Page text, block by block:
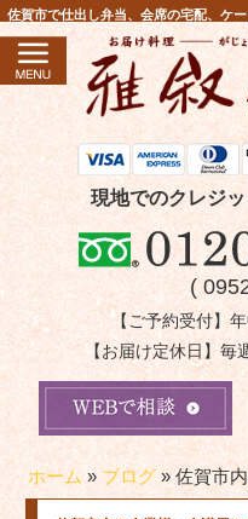
コ
ン
ツ
へ
ス
キ
プ
佐賀市で仕出し弁当、会席の宅配、ケ
現地でのクレジ
(
【ご予約受付】
【お届け定休日】毎
ホーム» ブログ» 佐賀市